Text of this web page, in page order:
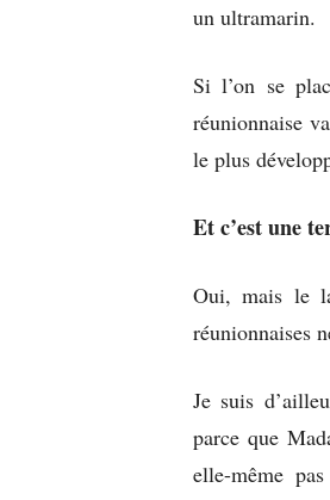
un ultramarin.
Si l’on se
réunionnaise
le plus
Et c’est une
Oui, mais le
réunionnaises
Je suis
parce que
elle-même